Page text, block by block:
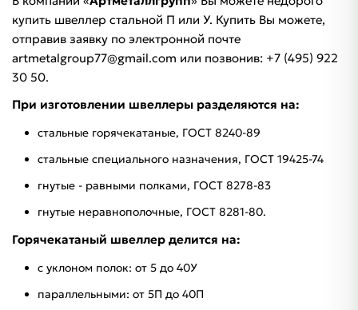
купить швеллер стальной П или У. Купить Вы можете,
отправив заявку по электронной почте
artmetalgroup77@gmail.com или позвонив: +7 (495) 922
30 50.
При изготовлении швеллеры разделяются на:
стальные горячекатаные, ГОСТ 8240-89
стальные специального назначения, ГОСТ 19425-74
гнутые - равными полками, ГОСТ 8278-83
гнутые неравнополочные, ГОСТ 8281-80.
Горячекатаный швеллер делится на:
с уклоном полок: от 5 до 40У
параллельными: от 5П до 40П